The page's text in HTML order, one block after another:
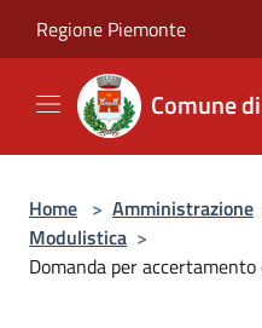
Regione Piemonte
Comune
Home > Amministrazione
Modulistica >
Domanda per